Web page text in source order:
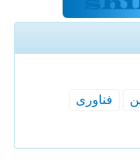
فناوری